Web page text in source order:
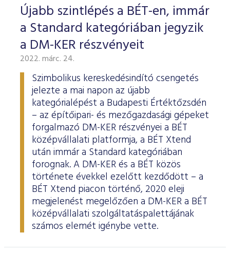
Újabb szintlépés a BÉT-en, immár
a Standard kategóriában jegyzik
a DM-KER részvényeit
2022. márc. 24.
Szimbolikus kereskedésindító csengetés
jelezte a mai napon az újabb
kategórialépést a Budapesti Értéktőzsdén
– az építőipari- és mezőgazdasági gépeket
forgalmazó DM-KER részvényei a BÉT
középvállalati platformja, a BÉT Xtend
után immár a Standard kategóriában
forognak. A DM-KER és a BÉT közös
története évekkel ezelőtt kezdődött – a
BÉT Xtend piacon történő, 2020 eleji
megjelenést megelőzően a DM-KER a BÉT
középvállalati szolgáltatáspalettájának
számos elemét igénybe vette.